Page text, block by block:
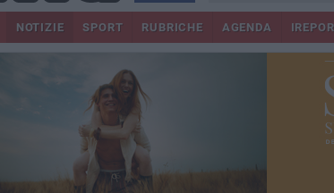
NOTIZIE SPORT RUBRICHE AGENDA